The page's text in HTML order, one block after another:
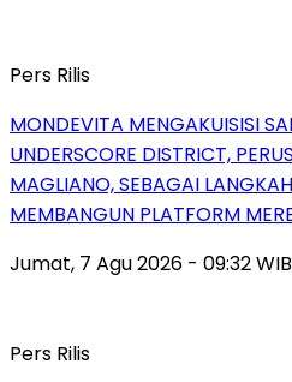
Pers Rilis
MONDEVITA MENGAKUISISI
UNDERSCORE DISTRICT,
MAGLIANO, SEBAGAI
MEMBANGUN PLATFORM
Jumat, 7 Agu 2026 - 09:32 WIB
Pers Rilis